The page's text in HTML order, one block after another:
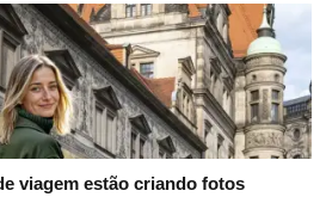
viagem estão criando fotos